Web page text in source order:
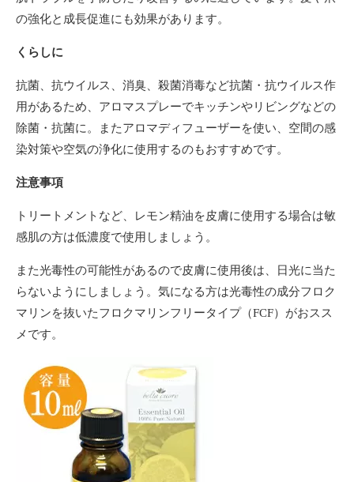
の強化と成長促進にも効果があります。
くらしに
抗菌、抗ウイルス、消臭、殺菌消毒など抗菌・抗ウイルス作
用があるため、アロマスプレーでキッチンやリビングなどの
除菌・抗菌に。またアロマディフューザーを使い、空間の感
染対策や空気の浄化に使用するのもおすすめです。
注意事項
トリートメントなど、レモン精油を皮膚に使用する場合は敏
感肌の方は低濃度で使用しましょう。
また光毒性の可能性があるので皮膚に使用後は、日光に当た
らないようにしましょう。気になる方は光毒性の成分フロク
マリンを抜いたフロクマリンフリータイプ（FCF）がおスス
メです。